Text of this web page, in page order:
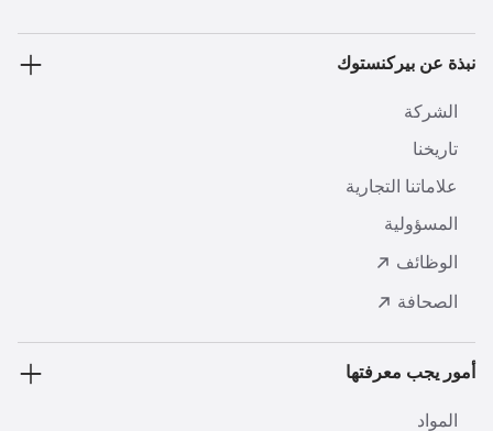
نبذة عن بيركنستوك
الشركة
تاريخنا
علاماتنا التجارية
المسؤولية
الوظائف
الصحافة
أمور يجب معرفتها
المواد